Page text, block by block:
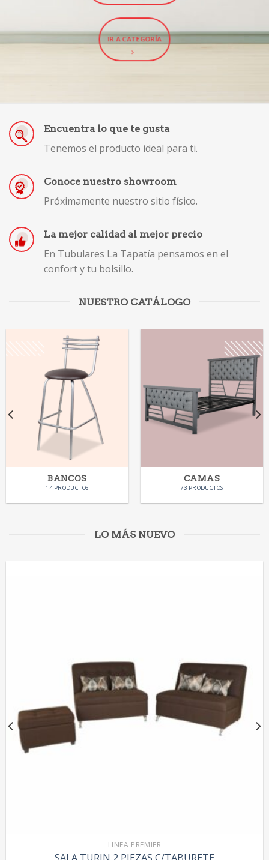
IR A CATEGORÍA
Encuentra lo que te gusta
Tenemos el producto ideal para ti.
Conoce nuestro showroom
Próximamente nuestro sitio físico.
La mejor calidad al mejor precio
En Tubulares La Tapatía pensamos en el
confort y tu bolsillo.
NUESTRO CATÁLOGO
BANCOS
14 PRODUCTOS
CAMAS
73 PRODUCTOS
LO MÁS NUEVO
LÍNEA PREMIER